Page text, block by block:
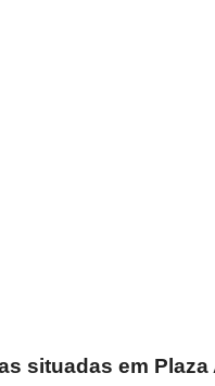
situadas em Plaza